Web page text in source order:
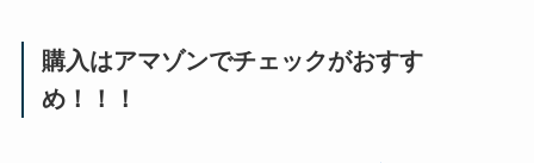
購入はアマゾンでチェックがおすす
め！！！